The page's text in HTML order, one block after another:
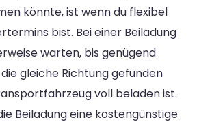
könnte, ist wenn du flexibel
bist. Bei einer Beiladung
warten, bis genügend
gleiche Richtung gefunden
voll beladen ist.
Beiladung eine kostengünstige